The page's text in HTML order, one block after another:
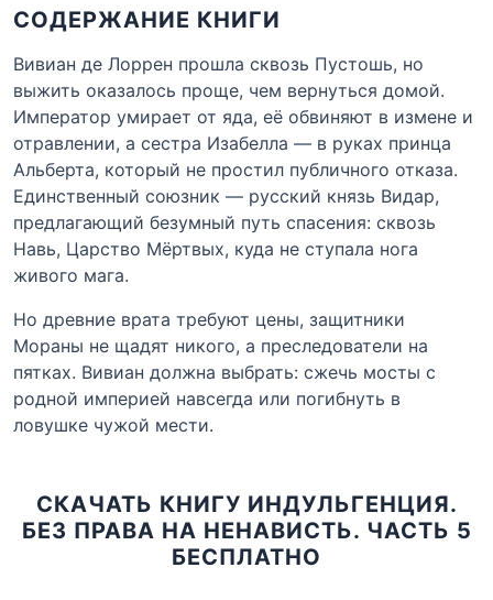
СОДЕРЖАНИЕ КНИГИ
Вивиан де Лоррен прошла сквозь Пустошь, но
выжить оказалось проще, чем вернуться домой.
Император умирает от яда, её обвиняют в измене и
отравлении, а сестра Изабелла — в руках принца
Альберта, который не простил публичного отказа.
Единственный союзник — русский князь Видар,
предлагающий безумный путь спасения: сквозь
Навь, Царство Мёртвых, куда не ступала нога
живого мага.
Но древние врата требуют цены, защитники
Мораны не щадят никого, а преследователи на
пятках. Вивиан должна выбрать: сжечь мосты с
родной империей навсегда или погибнуть в
ловушке чужой мести.
СКАЧАТЬ КНИГУ ИНДУЛЬГЕНЦИЯ.
БЕЗ ПРАВА НА НЕНАВИСТЬ. ЧАСТЬ 5
БЕСПЛАТНО